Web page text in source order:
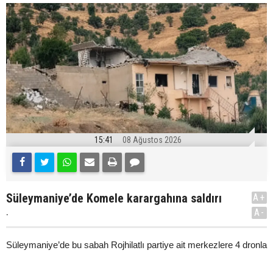
15:41 08 Ağustos 2026
Süleymaniye’de Komele karargahına saldırı
.
A+
A-
Süleymaniye’de bu sabah Rojhilatlı partiye ait merkezlere 4 dronla